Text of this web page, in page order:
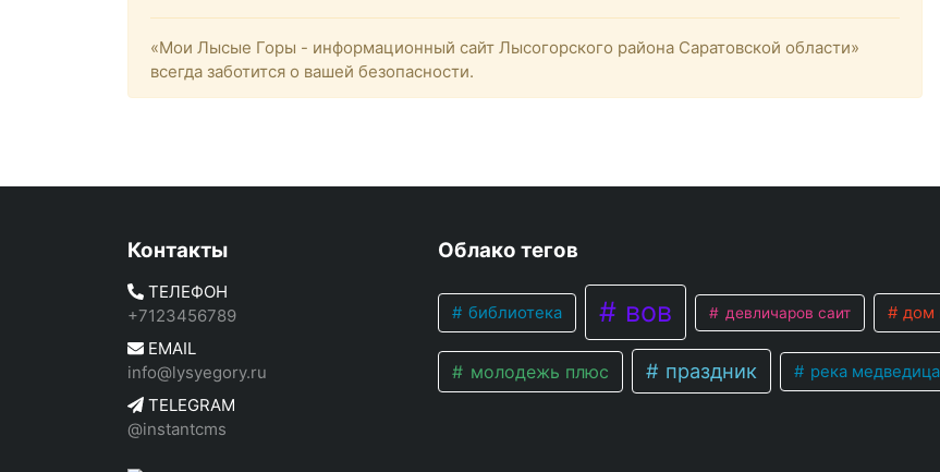
«Мои Лысые Горы - информационный сайт Лысогорского района Саратовской области»
всегда заботится о вашей безопасности.
Контакты
ТЕЛЕФОН
+7123456789
EMAIL
info@lysyegory.ru
TELEGRAM
@instantcms
Облако тегов
библиотека вов девличаров саит дом
молодежь плюс праздник река медведица